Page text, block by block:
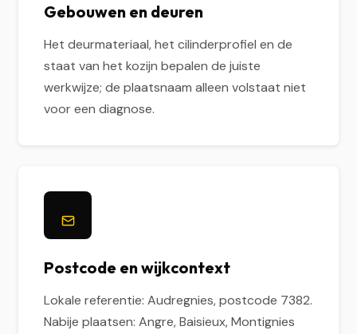
Gebouwen en deuren
Het deurmateriaal, het cilinderprofiel en de
staat van het kozijn bepalen de juiste
werkwijze; de plaatsnaam alleen volstaat niet
voor een diagnose.
Postcode en wijkcontext
Lokale referentie: Audregnies, postcode 7382.
Nabije plaatsen: Angre, Baisieux, Montignies